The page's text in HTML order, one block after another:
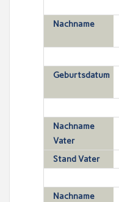
Nachname
Geburtsdatum
Nachname
Vater
Stand Vater
Nachname